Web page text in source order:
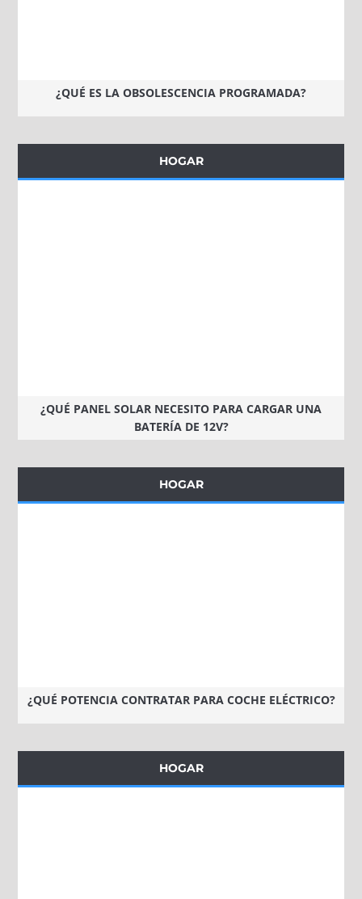
¿QUÉ ES LA OBSOLESCENCIA PROGRAMADA?
HOGAR
¿QUÉ PANEL SOLAR NECESITO PARA CARGAR UNA
BATERÍA DE 12V?
HOGAR
¿QUÉ POTENCIA CONTRATAR PARA COCHE ELÉCTRICO?
HOGAR